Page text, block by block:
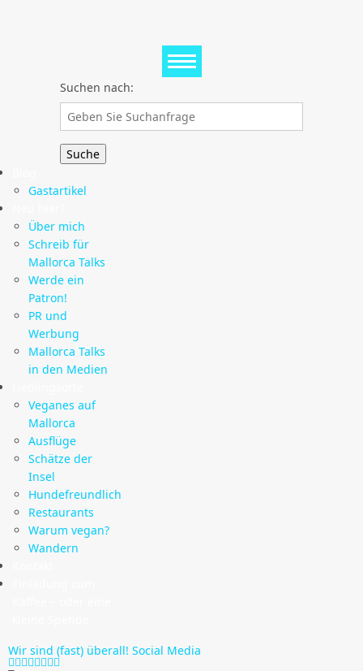
Suchen nach:
Gastartikel
Über mich
Schreib für
Mallorca Talks
Werde ein
Patron!
PR und
Werbung
Mallorca Talks
in den Medien
Veganes auf
Mallorca
Ausflüge
Schätze der
Insel
Hundefreundlich
Restaurants
Warum vegan?
Wandern
Wir sind (fast) überall! Social Media